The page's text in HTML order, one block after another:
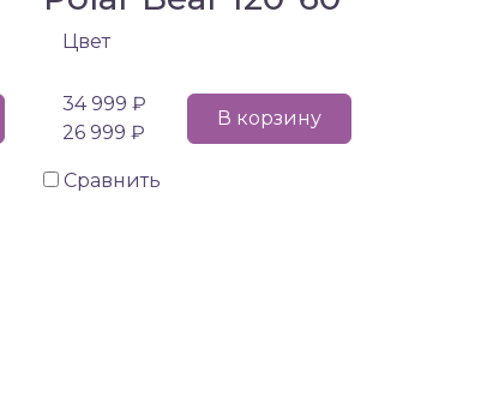
Цвет
34 999 ₽
26 999 ₽
В корзину
Сравнить